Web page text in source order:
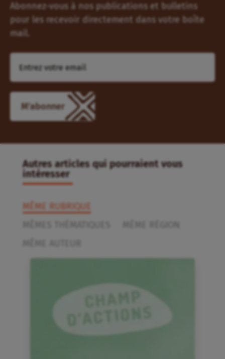
Abonnez-vous à nos publications et bulletins
pour les recevoir directement dans votre boîte
mail.
Autres articles qui pourraient vous
intéresser
MÊME RUBRIQUE